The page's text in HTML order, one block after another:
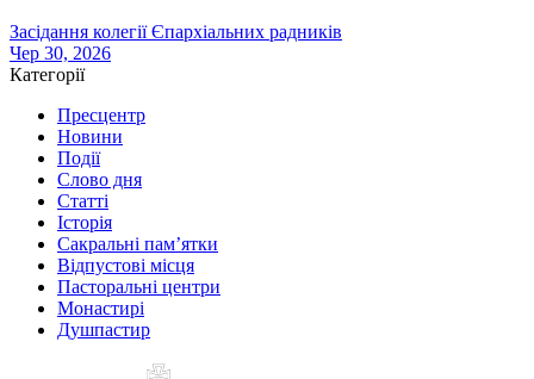
Засідання колегії Єпархіальних радників
Чер 30, 2026
Категорії
Пресцентр
Новини
Події
Слово дня
Статті
Історія
Сакральні пам’ятки
Відпустові місця
Пасторальні центри
Монастирі
Душпастир